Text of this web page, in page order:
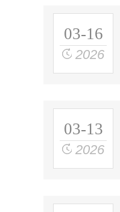
03-16
2026
03-13
2026